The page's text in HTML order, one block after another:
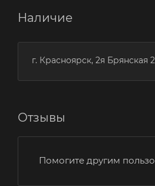
Наличие
г. Красноярск, 2я Брянская
Отзывы
Помогите другим